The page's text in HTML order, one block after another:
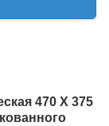
470 Х 375